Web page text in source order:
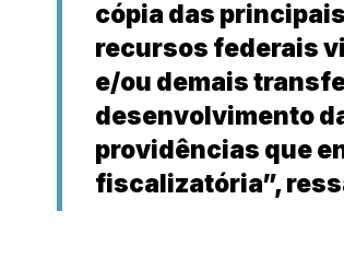
cópia das
recursos federais
e/ou demais
desenvolvimento
providências que
fiscalizatória”,